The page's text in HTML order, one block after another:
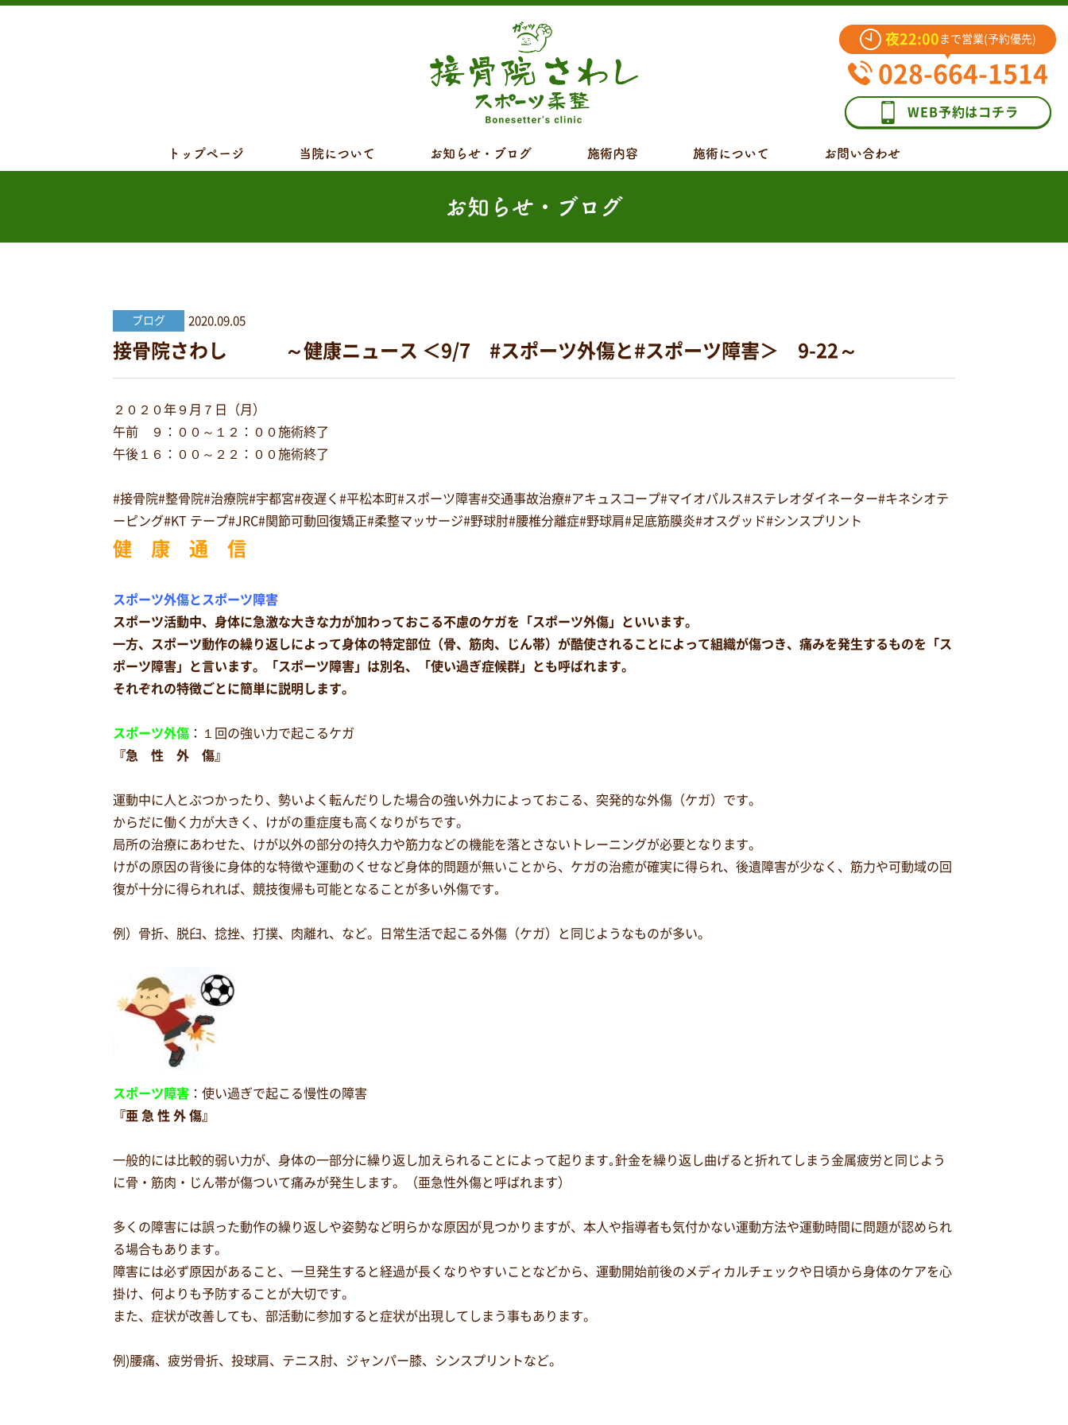
夜22:00 まで営業(予約優先)
028-664-1514
WEB予約はコチラ
トップページ 当院について お知らせ・ブログ 施術内容 施術について お問い合わせ
お知らせ・ブログ
ブログ 2020.09.05
接骨院さわし ～健康ニュース ＜9/7 #スポーツ外傷と#スポーツ障害＞ 9-22～
２０２０年９月７日（月）
午前 ９：００～１２：００施術終了
午後１６：００～２２：００施術終了
#接骨院#整骨院#治療院#宇都宮#夜遅く#平松本町#スポーツ障害#交通事故治療#アキュスコープ#マイオパルス#ステレオダイネーター#キネシオテ
ーピング#KT テープ#JRC#関節可動回復矯正#柔整マッサージ#野球肘#腰椎分離症#野球肩#足底筋膜炎#オスグッド#シンスプリント
健 康 通 信
スポーツ外傷とスポーツ障害
スポーツ活動中、身体に急激な大きな力が加わっておこる不慮のケガを「スポーツ外傷」といいます。
一方、スポーツ動作の繰り返しによって身体の特定部位（骨、筋肉、じん帯）が酷使されることによって組織が傷つき、痛みを発生するものを「ス
ポーツ障害」と言います。「スポーツ障害」は別名、「使い過ぎ症候群」とも呼ばれます。
それぞれの特徴ごとに簡単に説明します。
スポーツ外傷 ：１回の強い力で起こるケガ
『急 性 外 傷』
運動中に人とぶつかったり、勢いよく転んだりした場合の強い外力によっておこる、突発的な外傷（ケガ）です。
からだに働く力が大きく、けがの重症度も高くなりがちです。
局所の治療にあわせた、けが以外の部分の持久力や筋力などの機能を落とさないトレーニングが必要となります。
けがの原因の背後に身体的な特徴や運動のくせなど身体的問題が無いことから、ケガの治癒が確実に得られ、後遺障害が少なく、筋力や可動域の回
復が十分に得られれば、競技復帰も可能となることが多い外傷です｡
例）骨折、脱臼、捻挫、打撲、肉離れ、など。日常生活で起こる外傷（ケガ）と同じようなものが多い。
スポーツ障害 ：使い過ぎで起こる慢性の障害
『亜 急 性 外 傷』
一般的には比較的弱い力が、身体の一部分に繰り返し加えられることによって起ります｡針金を繰り返し曲げると折れてしまう金属疲労と同じよう
に骨・筋肉・じん帯が傷ついて痛みが発生します。（亜急性外傷と呼ばれます）
多くの障害には誤った動作の繰り返しや姿勢など明らかな原因が見つかりますが、本人や指導者も気付かない運動方法や運動時間に問題が認められ
る場合もあります。
障害には必ず原因があること、一旦発生すると経過が長くなりやすいことなどから、運動開始前後のメディカルチェックや日頃から身体のケアを心
掛け、何よりも予防することが大切です。
また、症状が改善しても、部活動に参加すると症状が出現してしまう事もあります。
例)腰痛、疲労骨折、投球肩、テニス肘、ジャンパー膝、シンスプリントなど。